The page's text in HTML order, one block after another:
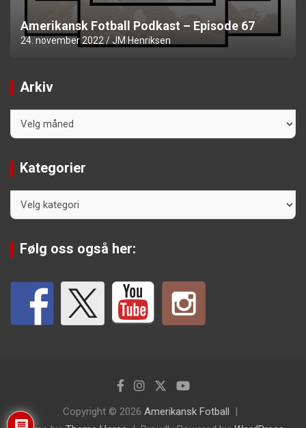
Amerikansk Fotball Podkast – Episode 67
24. november 2022 JM Henriksen
Arkiv
Kategorier
Følg oss også her:
Copyright © 2026 Amerikansk Fotball